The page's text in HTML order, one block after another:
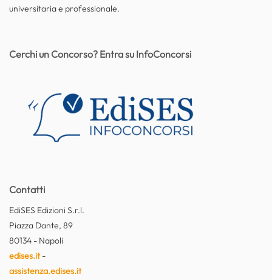
universitaria e professionale.
Contatti
EdiSES Edizioni S.r.l.
Piazza Dante, 89
80134 - Napoli
edises.it-
assistenza.edises.it
Cerchi un Concorso? Entra su InfoConcorsi